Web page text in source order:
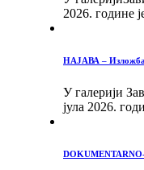
2026. године
НАЈАВА – Изложба
У галерији
јула 2026.